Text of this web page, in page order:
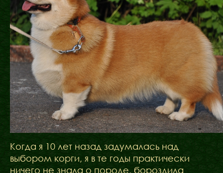
Когда я 10 лет назад задумалась над
выбором корги, я в те годы практически
ничего не знала о породе, бороздила